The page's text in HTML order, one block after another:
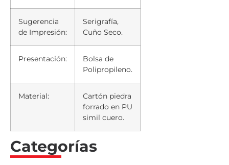
Sugerencia
de Impresión:
Serigrafía,
Cuño Seco.
Presentación:
Bolsa de
Polipropileno.
Material:
Cartón piedra
forrado en PU
simil cuero.
Categorías